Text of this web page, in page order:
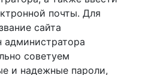
почты. Для
сайта
администратора
советуем
и надежные пароли,